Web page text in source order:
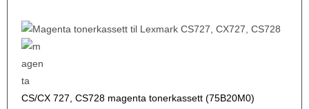
CS/CX 727, CS728 magenta tonerkassett (75B20M0)